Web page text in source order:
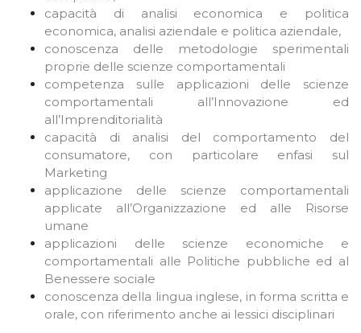
capacità di analisi economica e politica
economica, analisi aziendale e politica aziendale,
conoscenza delle metodologie sperimentali
proprie delle scienze comportamentali
competenza sulle applicazioni delle scienze
comportamentali all’Innovazione ed
all’Imprenditorialità
capacità di analisi del comportamento del
consumatore, con particolare enfasi sul
Marketing
applicazione delle scienze comportamentali
applicate all’Organizzazione ed alle Risorse
umane
applicazioni delle scienze economiche e
comportamentali alle Politiche pubbliche ed al
Benessere sociale
conoscenza della lingua inglese, in forma scritta e
orale, con riferimento anche ai lessici disciplinari